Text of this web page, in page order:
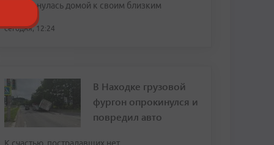
уже вернулась домой к своим близким
сегодня, 12:24
В Находке грузовой
фургон опрокинулся и
повредил авто